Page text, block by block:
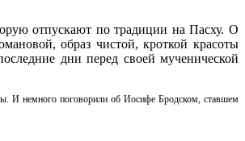
отпускают по традиции на Пасху. О
образ чистой, кроткой красоты
дни перед своей мученической
И немного поговорили об Иосифе Бродском, ставшем